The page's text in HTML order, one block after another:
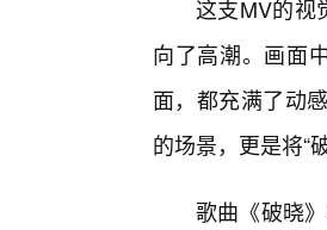
这支MV的视
向了高潮。画面
面，都充满了动
的场景，更是将“
歌曲《破晓